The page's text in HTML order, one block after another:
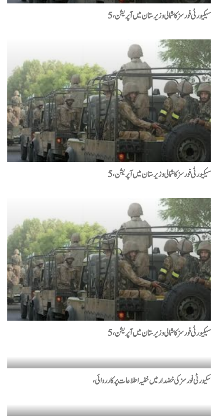
ماسٹرز ہاکی ورلڈ کپ میں پاکستان ویٹرنز ٹیم کو پہلے میچ میں شکست
سرگودھا: بیوی نے مبینہ طور پر گلا دبا کر شوہر کو قتل کر دیا
رحیم یارخان :امتحان میں نا کامی اور گھریلو حالات کی وجہ
سےخودکشیاں ، ایک جاں بحق
رحیم یارخان :حکومت مخالف ریلی نکالنے کے مقدمہ میں پاکستان
تحریک انصاف کے 11 گرفتار کارکنوں کو عدالت کے رہا کرنے
کے احکامات
آبنائے ہرمز کھولنے کا معاہدہ تقریباً مکمل ، قومی سلامتی کونسل سے
منظوری باقی ہے: ایران
امریکا کو 5 قسم کے میزائلوں کی شدید قلت کا سامنا
جنرل ڈین کین نے صدر ٹرمپ کو ایران جنگ سے نکلنے کا مشورہ
دیدیا
ہرمز پر ایران اور عمان میں پیشرفت، معاہدہ متوقع، امریکی
سیکیورٹی فورسز کا شمالی وزیرستان میں آپریشن، 5
سیکیورٹی فورسز کا شمالی وزیرستان میں آپریشن، 5
سیکیورٹی فورسز کا شمالی وزیرستان میں آپریشن، 5
سکیورٹی فورسز کی خضدار میں خفیہ اطلاعات پرکارروائی،